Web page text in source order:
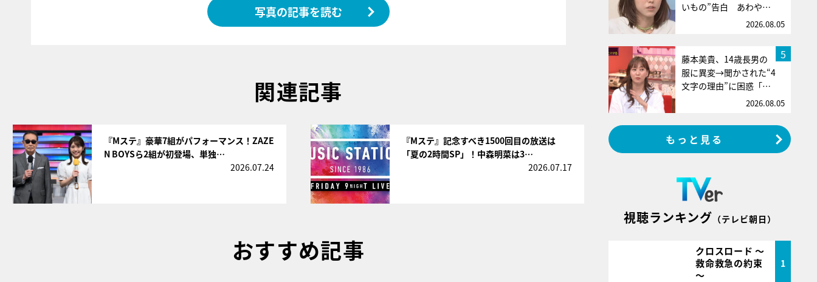
写真の記事を読む
関連記事
『Mステ』豪華7組がパフォーマンス！ZAZE
N BOYSら2組が初登場、単独…
2026.07.24
『Mステ』記念すべき1500回目の放送は
「夏の2時間SP」！中森明菜は3…
2026.07.17
おすすめ記事
いもの”告白 あわや…
2026.08.05
5
藤本美貴、14歳長男の
服に異変→聞かされた“4
文字の理由”に困惑「…
2026.08.05
もっと見る
視聴ランキング （テレビ朝日）
クロスロード ～
救命救急の約束
～
1